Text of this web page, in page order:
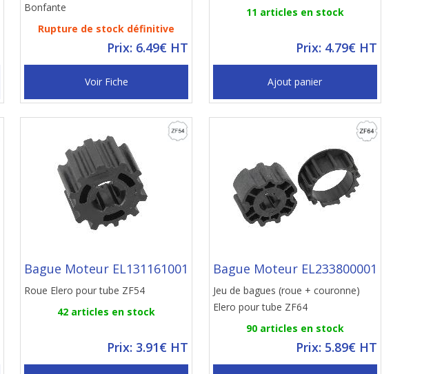
Bonfante
Rupture de stock définitive
Prix: 6.49€ HT
Voir Fiche
11 articles en stock
Prix: 4.79€ HT
Ajout panier
Bague Moteur EL131161001
Roue Elero pour tube ZF54
42 articles en stock
Prix: 3.91€ HT
Bague Moteur EL233800001
Jeu de bagues (roue + couronne)
Elero pour tube ZF64
90 articles en stock
Prix: 5.89€ HT